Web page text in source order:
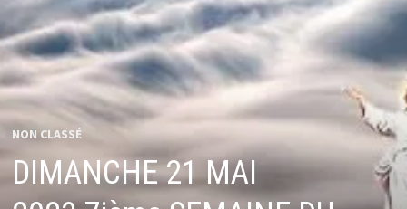
NON CLASSÉ
DIMANCHE 21 MAI